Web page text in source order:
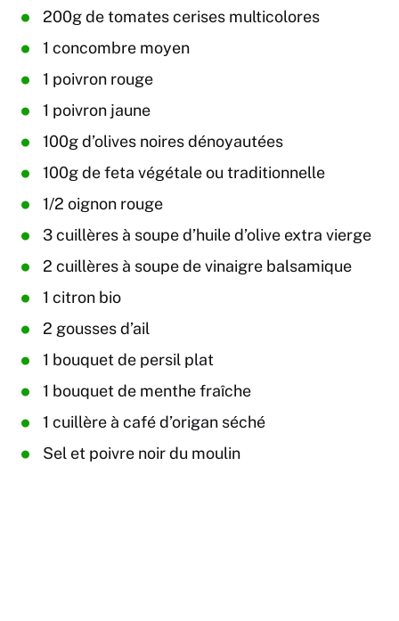
200g de tomates cerises multicolores
1 concombre moyen
1 poivron rouge
1 poivron jaune
100g d’olives noires dénoyautées
100g de feta végétale ou traditionnelle
1/2 oignon rouge
3 cuillères à soupe d’huile d’olive extra vierge
2 cuillères à soupe de vinaigre balsamique
1 citron bio
2 gousses d’ail
1 bouquet de persil plat
1 bouquet de menthe fraîche
1 cuillère à café d’origan séché
Sel et poivre noir du moulin